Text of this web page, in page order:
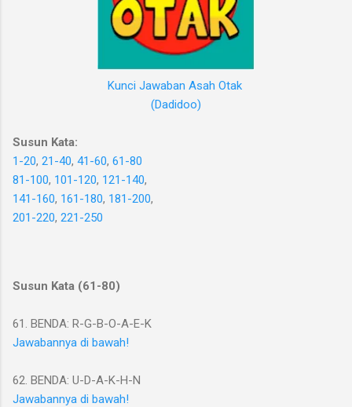
Kunci Jawaban Asah Otak
(Dadidoo)
Susun Kata:
1-20, 21-40, 41-60, 61-80
81-100, 101-120, 121-140,
141-160, 161-180, 181-200,
201-220, 221-250
Susun Kata (61-80)
61. BENDA: R-G-B-O-A-E-K
Jawabannya di bawah!
62. BENDA: U-D-A-K-H-N
Jawabannya di bawah!